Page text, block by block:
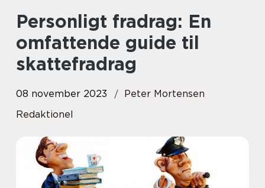
Personligt fradrag: En
omfattende guide til
skattefradrag
08 november 2023
Peter Mortensen
Redaktionel